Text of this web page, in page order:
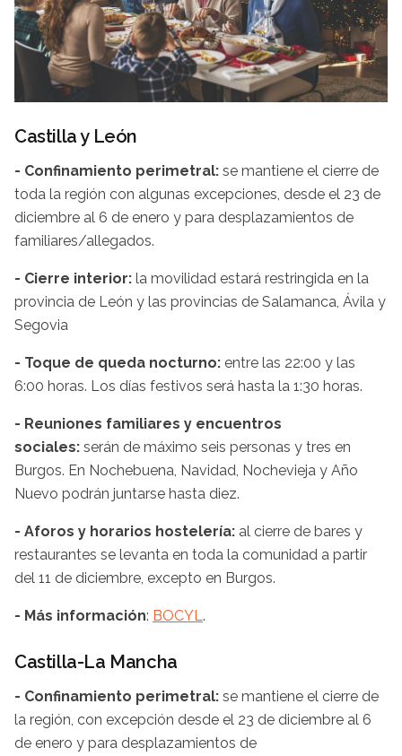
Castilla y León
- Confinamiento perimetral: se mantiene el cierre de
toda la región con algunas excepciones, desde el 23 de
diciembre al 6 de enero y para desplazamientos de
familiares/allegados.
- Cierre interior: la movilidad estará restringida en la
provincia de León y las provincias de Salamanca, Ávila y
Segovia
- Toque de queda nocturno: entre las 22:00 y las
6:00 horas. Los días festivos será hasta la 1:30 horas.
- Reuniones familiares y encuentros
sociales: serán de máximo seis personas y tres en
Burgos. En Nochebuena, Navidad, Nochevieja y Año
Nuevo podrán juntarse hasta diez.
- Aforos y horarios hostelería: al cierre de bares y
restaurantes se levanta en toda la comunidad a partir
del 11 de diciembre, excepto en Burgos.
- Más información: BOCYL .
Castilla-La Mancha
- Confinamiento perimetral: se mantiene el cierre de
la región, con excepción desde el 23 de diciembre al 6
de enero y para desplazamientos de